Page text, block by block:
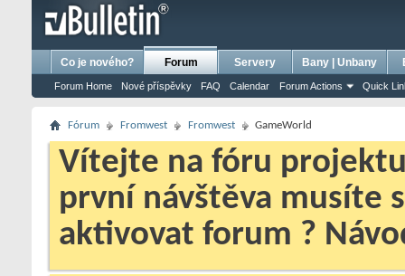
Co je nového? Forum
Forum Home Nové příspěvky FAQ Calendar Forum Actions Quick
Servery Bany | Unbany
Fórum Fromwest Fromwest GameWorld
Vítejte na fóru projektu
první návštěva musíte
aktivovat forum ?